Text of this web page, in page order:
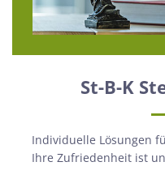
St-B-K
Individuelle Lösungen
Ihre Zufriedenheit ist